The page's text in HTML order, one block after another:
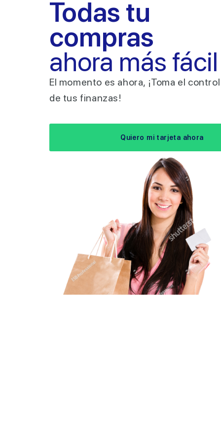
Todas tu
compras
ahora más fácil
El momento es ahora, ¡Toma el control
de tus finanzas!
Quiero mi tarjeta ahora